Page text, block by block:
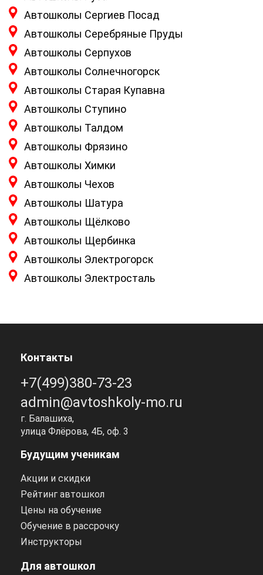
Автошколы Сергиев Посад
Автошколы Серебряные Пруды
Автошколы Серпухов
Автошколы Солнечногорск
Автошколы Старая Купавна
Автошколы Ступино
Автошколы Талдом
Автошколы Фрязино
Автошколы Химки
Автошколы Чехов
Автошколы Шатура
Автошколы Щёлково
Автошколы Щербинка
Автошколы Электрогорск
Автошколы Электросталь
Контакты
+7(499)380-73-23
admin@avtoshkoly-mo.ru
г. Балашиха,
улица Флёрова, 4Б, оф. 3
Будущим ученикам
Акции и скидки
Рейтинг автошкол
Цены на обучение
Обучение в рассрочку
Инструкторы
Для автошкол